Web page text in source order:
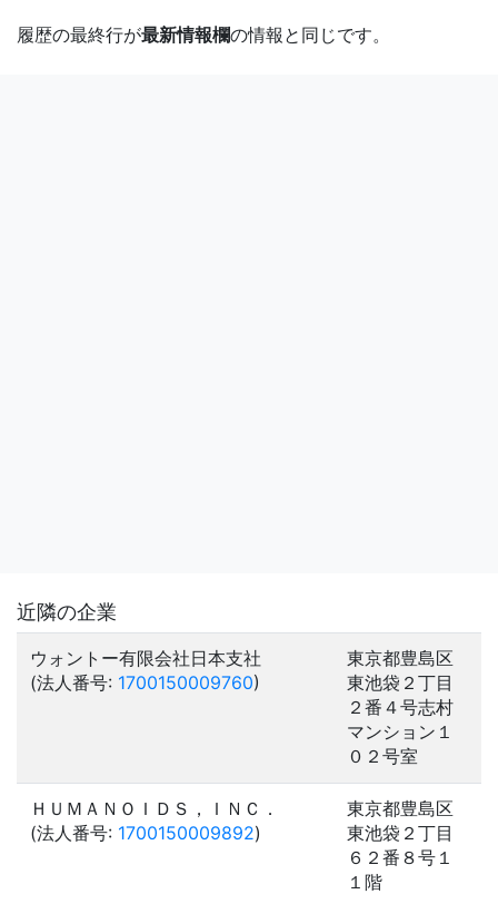
履歴の最終行が最新情報欄の情報と同じです。
近隣の企業
ウォントー有限会社日本支社
(法人番号: 1700150009760)
東京都豊島区
東池袋２丁目
２番４号志村
マンション１
０２号室
ＨＵＭＡＮＯＩＤＳ，ＩＮＣ．
(法人番号: 1700150009892)
東京都豊島区
東池袋２丁目
６２番８号１
１階